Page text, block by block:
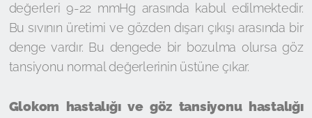
değerleri 9-22 mmHg arasında kabul edilmektedir.
Bu sıvının üretimi ve gözden dışarı çıkışı arasında bir
denge vardır. Bu dengede bir bozulma olursa göz
tansiyonu normal değerlerinin üstüne çıkar.
Glokom hastalığı ve göz tansiyonu hastalığı